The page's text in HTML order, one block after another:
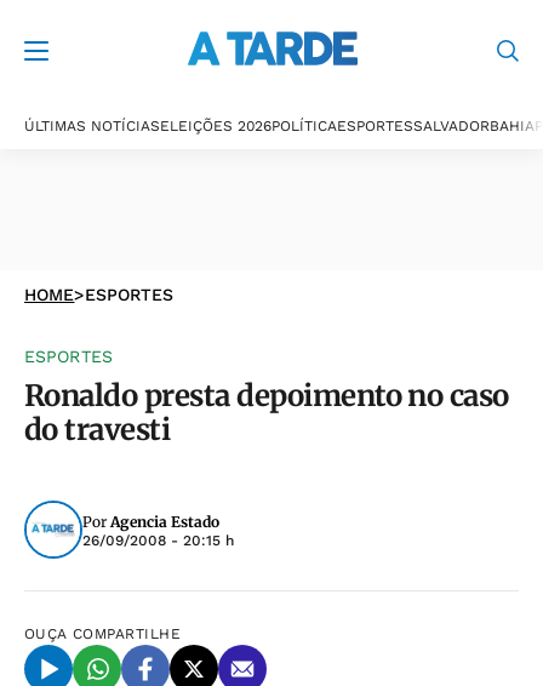
ÚLTIMAS NOTÍCIASELEIÇÕES 2026POLÍTICAESPORTESSALVADORBAHIA
HOME>ESPORTES
ESPORTES
Ronaldo presta depoimento no caso
do travesti
PorAgencia Estado
26/09/2008 - 20:15 h
OUÇA COMPARTILHE